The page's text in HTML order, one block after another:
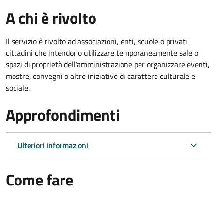
A chi è rivolto
Il servizio è rivolto ad associazioni, enti, scuole o privati
cittadini che intendono utilizzare temporaneamente sale o
spazi di proprietà dell'amministrazione per organizzare eventi,
mostre, convegni o altre iniziative di carattere culturale e
sociale.
Approfondimenti
Ulteriori informazioni
Come fare